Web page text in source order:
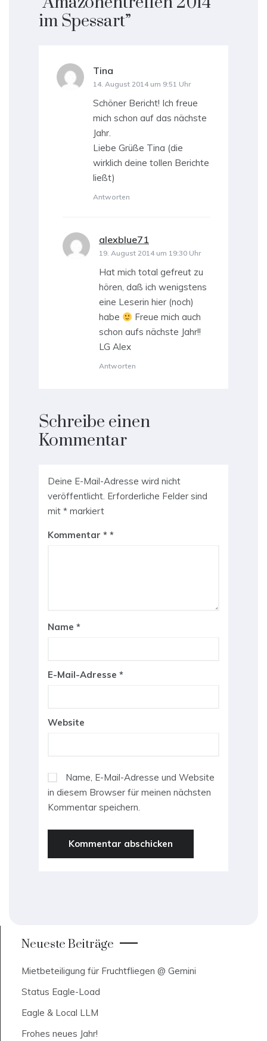
im Spessart”
Tina
14. August 2014 um 9:51 Uhr
Schöner Bericht! Ich freue
mich schon auf das nächste
Jahr.
Liebe Grüße Tina (die
wirklich deine tollen Berichte
ließt)
Antworten
alexblue71
19. August 2014 um 19:30 Uhr
Hat mich total gefreut zu
hören, daß ich wenigstens
eine Leserin hier (noch)
habe
Freue mich auch
schon aufs nächste Jahr!!
LG Alex
Antworten
Schreibe einen
Kommentar
Deine E-Mail-Adresse wird nicht
veröffentlicht. Erforderliche Felder sind
mit * markiert
Kommentar *
Name *
E-Mail-Adresse *
Website
Name, E-Mail-Adresse und Website
in diesem Browser für meinen nächsten
Kommentar speichern.
Neueste Beiträge
Mietbeteiligung für Fruchtfliegen @ Gemini
Status Eagle-Load
Eagle & Local LLM
Frohes neues Jahr!